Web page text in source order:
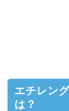
エチレン
は？